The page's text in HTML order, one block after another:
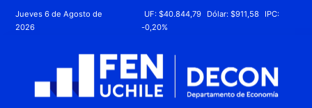
Jueves 6 de Agosto de
2026
UF:$40.844,79 Dólar:$911,58
IPC:
-0,20%